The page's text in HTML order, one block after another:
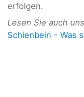
erfolgen.
Lesen Sie auch
Schienbein - Was